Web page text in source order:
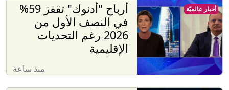
أرباح "أدنوك" تقفز 59%
في النصف الأول من
2026 رغم التحديات
الإقليمية
منذ ساعة
أخبار عالميّة